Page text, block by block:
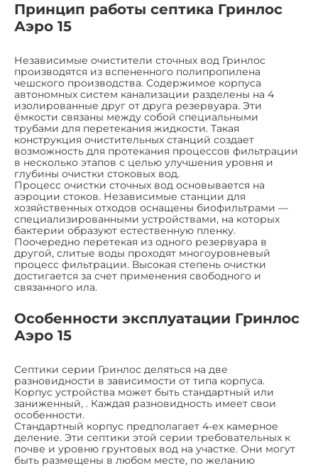
Принцип работы септика Гринлос
Аэро 15
Независимые очистители сточных вод Гринлос
производятся из вспененного полипропилена
чешского производства. Содержимое корпуса
автономных систем канализации разделены на 4
изолированные друг от друга резервуара. Эти
ёмкости связаны между собой специальными
трубами для перетекания жидкости. Такая
конструкция очистительных станций создает
возможность для протекания процессов фильтрации
в несколько этапов с целью улучшения уровня и
глубины очистки стоковых вод.
Процесс очистки сточных вод основывается на
аэроции стоков. Независимые станции для
хозяйственных отходов оснащены биофильтрами —
специализированными устройствами, на которых
бактерии образуют естественную пленку.
Поочередно перетекая из одного резервуара в
другой, слитые воды проходят многоуровневый
процесс фильтрации. Высокая степень очистки
достигается за счет применения свободного и
связанного ила.
Особенности эксплуатации Гринлос
Аэро 15
Септики серии Гринлос деляться на две
разновидности в зависимости от типа корпуса.
Корпус устройства может быть стандартный или
заниженный, . Каждая разновидность имеет свои
особенности.
Стандартный корпус предполагает 4-ех камерное
деление. Эти септики этой серии требовательных к
почве и уровню грунтовых вод на участке. Они могут
быть размещены в любом месте, по желанию